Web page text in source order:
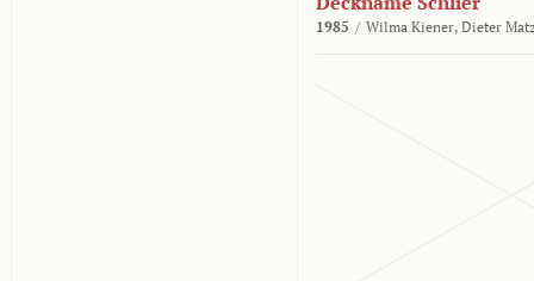
1985 / Wilma Kiener, Dieter